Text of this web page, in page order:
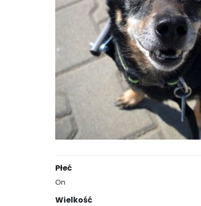
Płeć
On
Wielkość